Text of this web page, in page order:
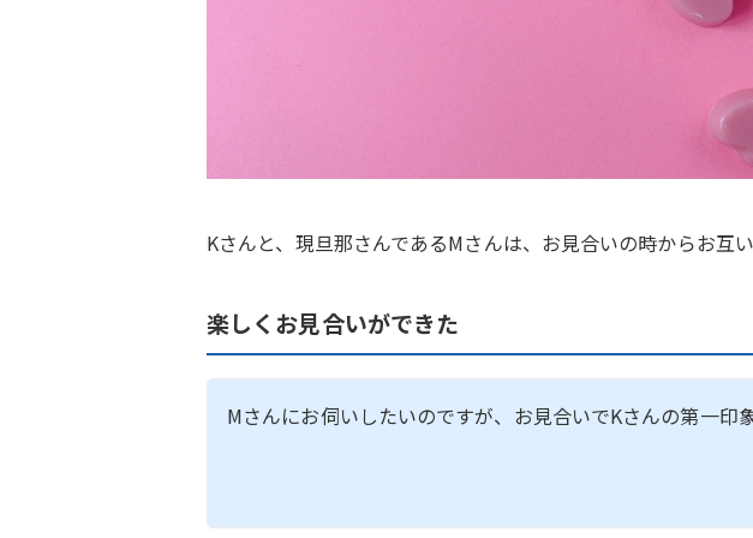
Kさんと、現旦那さんであるMさんは、お見合いの時からお互
楽しくお見合いができた
Mさんにお伺いしたいのですが、お見合いでKさんの第一印